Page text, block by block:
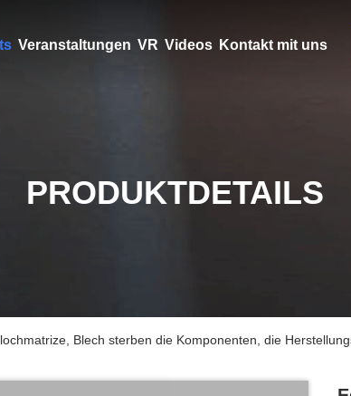
Veranstaltungen VR Videos Kontakt mit uns
PRODUKTDETAILS
Blech sterben die Komponenten, die